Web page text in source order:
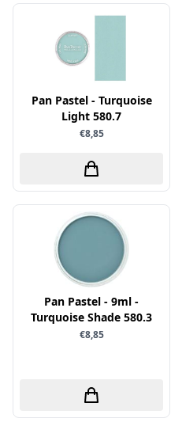
Versa Magic Dew Drop
Versafine
Verschillende
WeR Memory
Whimsy Stamps
Wild Rose Studio's
World of Craft
Yvonne Creations
Barto Design
Collall
hobbygros
Joep by Carla
Kleurlab
Pan Pastel
Simple and Basic
Pan Pastel - Turquoise
Light 580.7
€8,85
Pan Pastel - 9ml -
Turquoise Shade 580.3
€8,85